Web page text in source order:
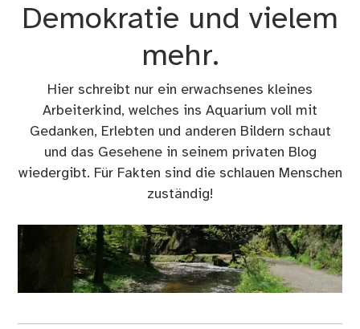
Demokratie und vielem
mehr.
Hier schreibt nur ein erwachsenes kleines
Arbeiterkind, welches ins Aquarium voll mit
Gedanken, Erlebten und anderen Bildern schaut
und das Gesehene in seinem privaten Blog
wiedergibt. Für Fakten sind die schlauen Menschen
zuständig!